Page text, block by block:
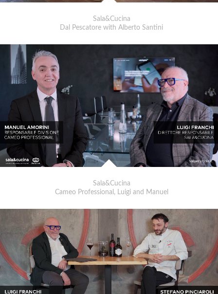
Sala&Cucina
Dal Pescatore with Alberto Santini
Sala&Cucina
Cameo Professional, Luigi and Manuel